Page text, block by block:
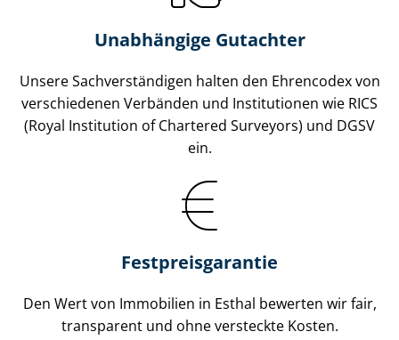
Unabhängige Gutachter
Unsere Sach­ver­stän­di­gen halten den Ehrencodex von
verschiedenen Verbänden und Institutionen wie RICS
(Royal Institution of Chartered Surveyors) und DGSV
ein.
Festpreis​garantie
Den Wert von Immobilien in Esthal bewerten wir fair,
transparent und ohne versteckte Kosten.